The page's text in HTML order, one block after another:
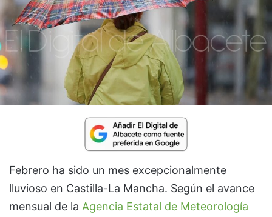
Febrero ha sido un mes excepcionalmente
lluvioso en Castilla-La Mancha. Según el avance
mensual de la Agencia Estatal de Meteorología